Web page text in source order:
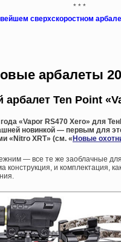
* * *
сверхскоростном
арбалеты
Ten Point
«Vapor RS470 Xero» для
новинкой — первым для
«Nitro XRT» (см. «Новые
— все те же заоблачные
конструкция, и комплектация,